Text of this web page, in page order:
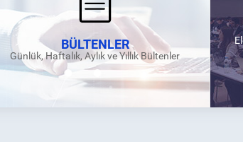
BÜLTENLER
Günlük, Haftalık, Aylık ve Yıllık Bültenler